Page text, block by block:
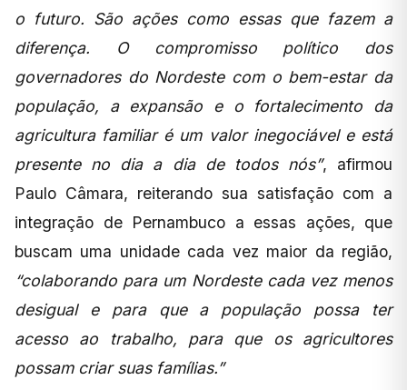
o futuro. São ações como essas que fazem a
diferença. O compromisso político dos
governadores do Nordeste com o bem-estar da
população, a expansão e o fortalecimento da
agricultura familiar é um valor inegociável e está
presente no dia a dia de todos nós”, afirmou
Paulo Câmara, reiterando sua satisfação com a
integração de Pernambuco a essas ações, que
buscam uma unidade cada vez maior da região,
“colaborando para um Nordeste cada vez menos
desigual e para que a população possa ter
acesso ao trabalho, para que os agricultores
possam criar suas famílias.”